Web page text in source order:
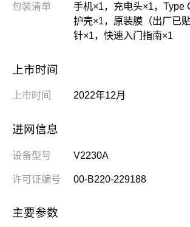
包装清单
手机×1，充电头×1，Type
护壳×1，原装膜（出厂已
针×1，快速入门指南×1
上市时间
上市时间 2022年12月
进网信息
设备型号 V2230A
许可证编号 00-B220-229188
主要参数